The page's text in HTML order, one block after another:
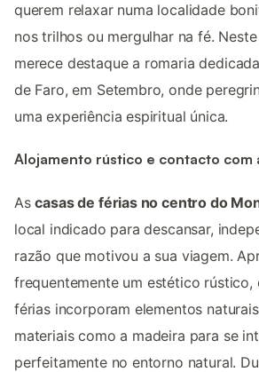
querem relaxar numa localidade
nos trilhos ou mergulhar na fé.
merece destaque a romaria
de Faro, em Setembro, onde
uma experiência espiritual única.
Alojamento rústico e contacto com
Ascasas de férias no centro do
local indicado para descansar,
razão que motivou a sua viagem.
frequentemente um estético rústico,
férias incorporam elementos
materiais como a madeira para se
perfeitamente no entorno natural.